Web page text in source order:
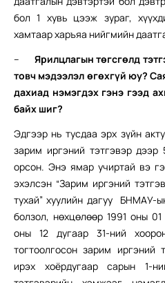
бол 1 хувь цээж зураг,
хамтаар харъяа нийгмийн
–Ярилцлагын төгсгөлд
товч мэдээлэл өгөхгүй юу?
дахиад нэмэгдэх гэнэ гээд
байх шиг?
Эдгээр нь тусдаа эрх зүйн
зарим иргэний тэтгэвэр
орсон. Энэ ямар учиртай вэ
эхэлсэн “Зарим иргэний
тухай” хуулийн дагуу БНМАУ-
болзол, нөхцөлөөр 1991 оны
оны 12 дугаар 31-ний
тогтоолгосон зарим иргэний
ирэх хоёрдугаар сарын 1-